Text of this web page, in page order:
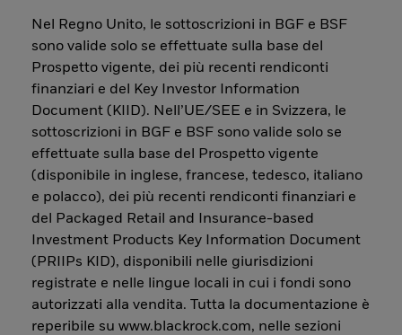
Nel Regno Unito, le sottoscrizioni in BGF e BSF
sono valide solo se effettuate sulla base del
Prospetto vigente, dei più recenti rendiconti
finanziari e del Key Investor Information
Document (KIID). Nell’UE/SEE e in Svizzera, le
sottoscrizioni in BGF e BSF sono valide solo se
effettuate sulla base del Prospetto vigente
(disponibile in inglese, francese, tedesco, italiano
e polacco), dei più recenti rendiconti finanziari e
del Packaged Retail and Insurance-based
Investment Products Key Information Document
(PRIIPs KID), disponibili nelle giurisdizioni
registrate e nelle lingue locali in cui i fondi sono
autorizzati alla vendita. Tutta la documentazione è
reperibile su www.blackrock.com, nelle sezioni